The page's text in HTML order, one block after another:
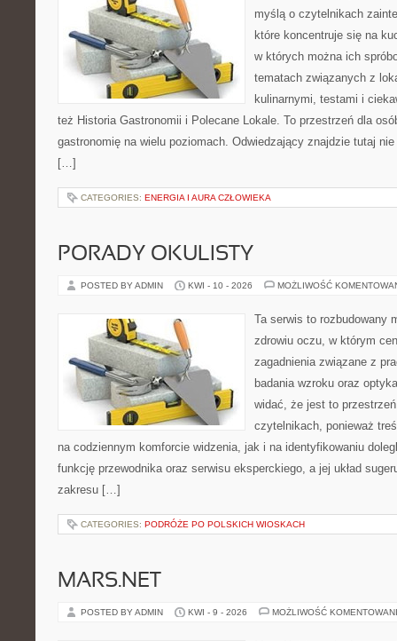
myślą o czytelnikach
które koncentruje się na
w których można ich
tematach związanych z
kulinarnymi, testami i
też Historia Gastronomii i Polecane Lokale. To przestrzeń dla
gastronomię na wielu poziomach. Odwiedzający znajdzie tutaj
[…]
CATEGORIES: ENERGIA I AURA CZŁOWIEKA
PORADY OKULISTY
POSTED BY ADMIN KWI - 10 - 2026 MOŻLIWOŚĆ
Ta serwis to rozbudowany
zdrowiu oczu, w którym
zagadnienia związane z
badania wzroku oraz
widać, że jest to
czytelnikach, ponieważ
na codziennym komforcie widzenia, jak i na identyfikowaniu
funkcję przewodnika oraz serwisu eksperckiego, a jej układ
zakresu […]
CATEGORIES: PODRÓŻE PO POLSKICH WIOSKACH
MARS.NET
POSTED BY ADMIN KWI - 9 - 2026 MOŻLIWOŚĆ